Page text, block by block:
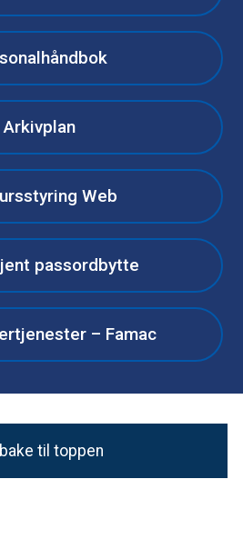
Arkivplan
Web
passordbytte
– Famac
til toppen